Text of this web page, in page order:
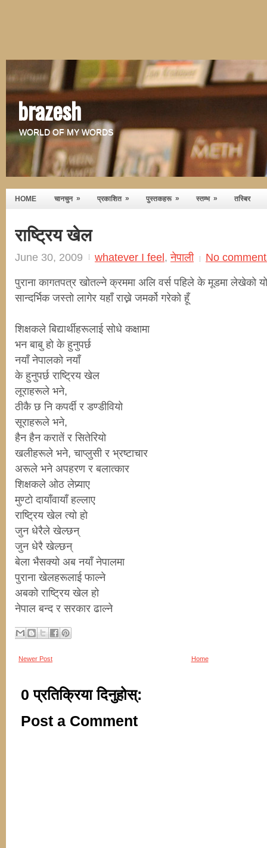
brazesh
WORLD OF MY WORDS
HOME चानचुन » प्रकाशित » पुस्तकहरू » स्तम्भ » तस्बिर
राष्ट्रिय खेल
June 30, 2009 whatever I feel,नेपाली
No
पुराना कागतपत्र खोतल्ने क्रममा अलि वर्स पहिले के मूडमा लेखेको
सान्दर्भिक जस्तो लागेर यहाँ राख्ने जमर्को गरेको हूँ
शिक्षकले बिद्यार्थीहरूलाई सोधे कक्षामा
भन बाबु हो के हुनुपर्छ
नयाँ नेपालको नयाँ
के हुनुपर्छ राष्ट्रिय खेल
लूराहरूले भने,
ठीकै छ नि कपर्दी र डण्डीवियो
सूराहरूले भने,
हैन हैन करातें र सितेरियो
खलीहरूले भने, चाप्लुसी र भ्रष्टाचार
अरूले भने अपहरण र बलात्कार
शिक्षकले ओठ लेप्र्याए
मुण्टो दायाँवायाँ हल्लाए
राष्ट्रिय खेल त्यो हो
जुन धेरैले खेल्छन्
जुन धेरै खेल्छन्
बेला भैसक्यो अब नयाँ नेपालमा
पुराना खेलहरूलाई फाल्ने
अबको राष्ट्रिय खेल हो
नेपाल बन्द र सरकार ढाल्ने
Newer Post Home
0 प्रतिक्रिया दिनुहोस्:
Post a Comment